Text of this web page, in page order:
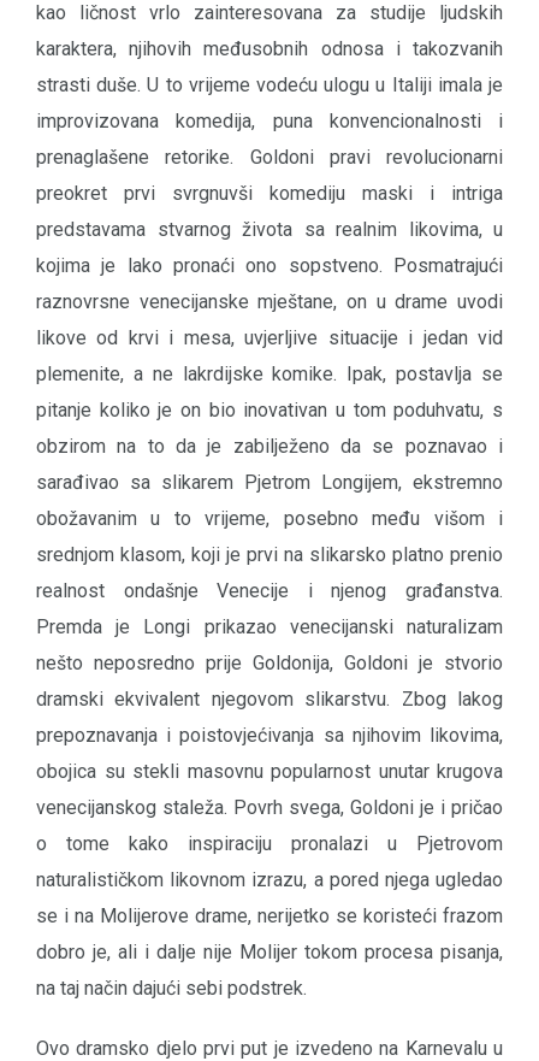
kao ličnost vrlo zainteresovana za studije ljudskih
karaktera, njihovih međusobnih odnosa i takozvanih
strasti duše. U to vrijeme vodeću ulogu u Italiji imala je
improvizovana komedija, puna konvencionalnosti i
prenaglašene retorike. Goldoni pravi revolucionarni
preokret prvi svrgnuvši komediju maski i intriga
predstavama stvarnog života sa realnim likovima, u
kojima je lako pronaći ono sopstveno. Posmatrajući
raznovrsne venecijanske mještane, on u drame uvodi
likove od krvi i mesa, uvjerljive situacije i jedan vid
plemenite, a ne lakrdijske komike. Ipak, postavlja se
pitanje koliko je on bio inovativan u tom poduhvatu, s
obzirom na to da je zabilježeno da se poznavao i
sarađivao sa slikarem Pjetrom Longijem, ekstremno
obožavanim u to vrijeme, posebno među višom i
srednjom klasom, koji je prvi na slikarsko platno prenio
realnost ondašnje Venecije i njenog građanstva.
Premda je Longi prikazao venecijanski naturalizam
nešto neposredno prije Goldonija, Goldoni je stvorio
dramski ekvivalent njegovom slikarstvu. Zbog lakog
prepoznavanja i poistovjećivanja sa njihovim likovima,
obojica su stekli masovnu popularnost unutar krugova
venecijanskog staleža. Povrh svega, Goldoni je i pričao
o tome kako inspiraciju pronalazi u Pjetrovom
naturalističkom likovnom izrazu, a pored njega ugledao
se i na Molijerove drame, nerijetko se koristeći frazom
dobro je, ali i dalje nije Molijer tokom procesa pisanja,
na taj način dajući sebi podstrek.
Ovo dramsko djelo prvi put je izvedeno na Karnevalu u